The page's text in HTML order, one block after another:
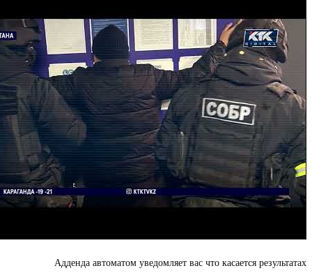
Адденда автоматом уведомляет вас что касается